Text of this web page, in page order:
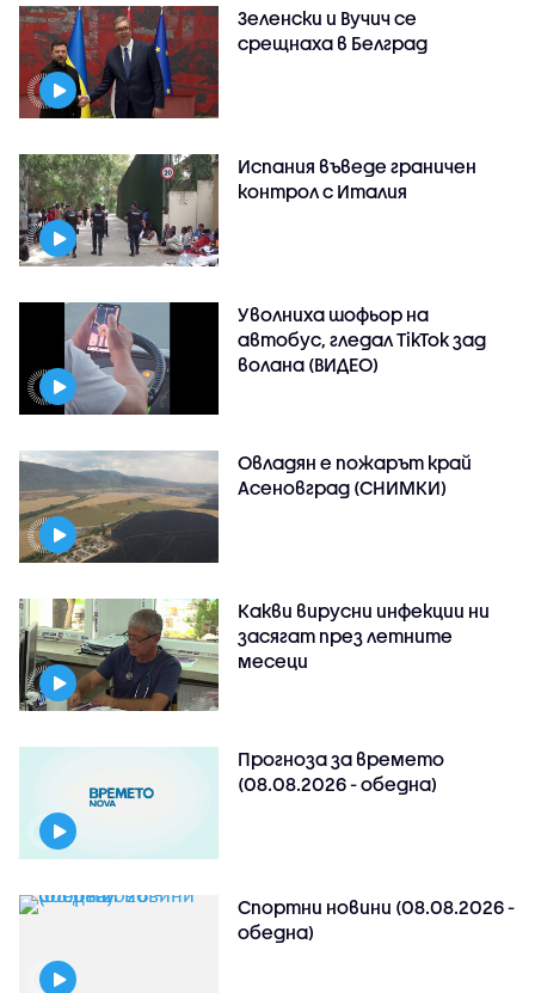
Зеленски и Вучич се
срещнаха в Белград
Испания въведе граничен
контрол с Италия
Уволниха шофьор на
автобус, гледал TikTok зад
волана (ВИДЕО)
Овладян е пожарът край
Асеновград (СНИМКИ)
Какви вирусни инфекции ни
засягат през летните
месеци
Прогноза за времето
(08.08.2026 - обедна)
Спортни новини (08.08.2026 -
обедна)